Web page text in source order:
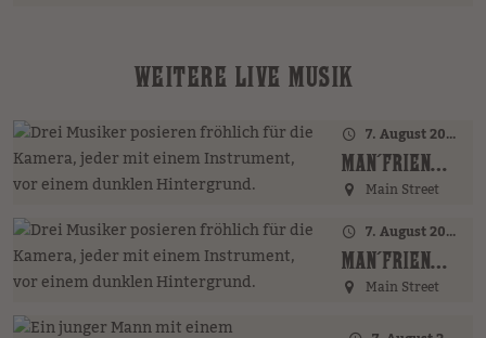
WEITERE LIVE MUSIK
7. August 2026 · 17:00 Uhr – 18:00 Uhr
MAN´FRIENDS ACOUSTIC BAND (GER)
Main Street
7. August 2026 · 20:00 Uhr
MAN´FRIENDS ACOUSTIC BAND (GER)
Main Street